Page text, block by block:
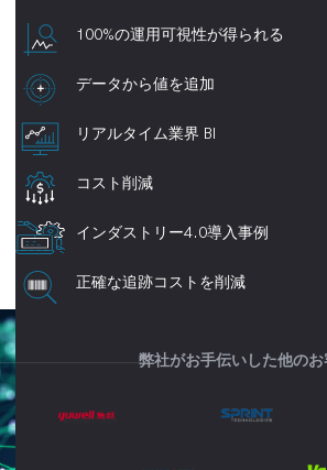
100%の運用可視性が得られる
データから値を追加
リアルタイム業界 BI
コスト削減
インダストリー4.0導入事例
正確な追跡コストを削減
弊社がお手伝いした他の